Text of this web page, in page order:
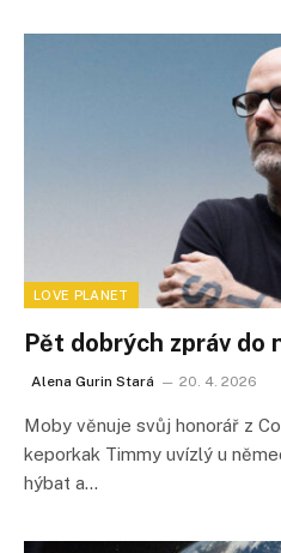
LOVE PLANET
Pět dobrých zpráv do
Alena Gurin Stará 20. 4. 2026
Moby věnuje svůj honorář z
keporkak Timmy uvízlý u
hýbat a…